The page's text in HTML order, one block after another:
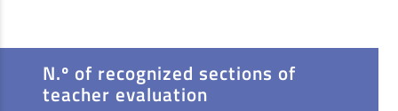
N.º of recognized sections of
teacher evaluation